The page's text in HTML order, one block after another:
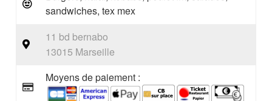
sandwiches, tex mex
11 bd bernabo
13015 Marseille
Moyens de paiement :